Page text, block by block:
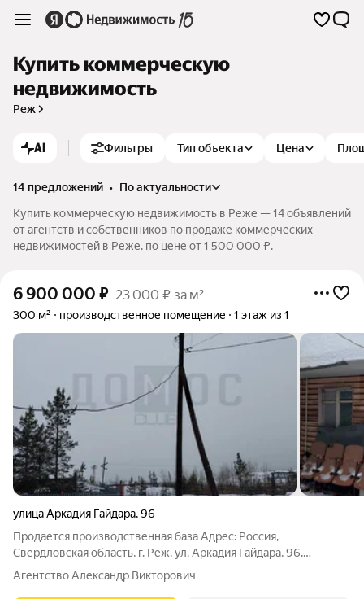
Купить коммерческую
недвижимость
Реж
AI Фильтры Тип объекта Цена
14 предложений •
по актуальности
Купить коммерческую недвижимость в Реже — 14 объявлений
от агентств и собственников по продаже коммерческих
недвижимостей в Реже. по цене от 1 500 000 ₽.
6 900 000 ₽ 23 000 ₽ за м²
300 м² производственное помещение 1 этаж из 1
улица Аркадия Гайдара,96
Продается производственная база Адрес: Россия,
Свердловская область, г. Реж, ул. Аркадия Гайдара, 96.
Ключевые параметры и стоимость Цена: 6 990 000 рублей
Общая площадь зданий: 300.2 м Площадь земельного участка:
Агентство Александр Викторович